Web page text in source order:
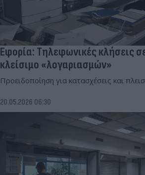
Εφορία: Τηλεφωνικές κλήσεις
κλείσιμο «λογαριασμών»
Προειδοποίηση για κατασχέσεις και
20.05.2026 06:30